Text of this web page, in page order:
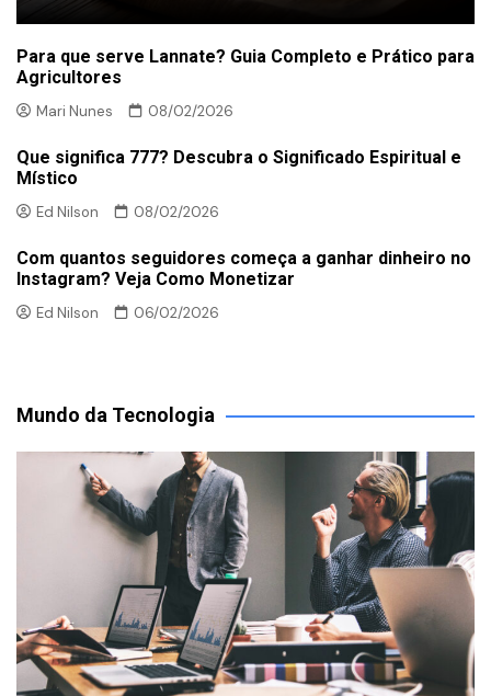
Para que serve Lannate? Guia Completo e Prático para
Agricultores
Mari Nunes 08/02/2026
Que significa 777? Descubra o Significado Espiritual e
Místico
Ed Nilson 08/02/2026
Com quantos seguidores começa a ganhar dinheiro no
Instagram? Veja Como Monetizar
Ed Nilson 06/02/2026
Mundo da Tecnologia